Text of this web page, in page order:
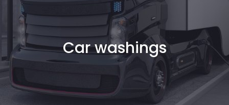
Car washings